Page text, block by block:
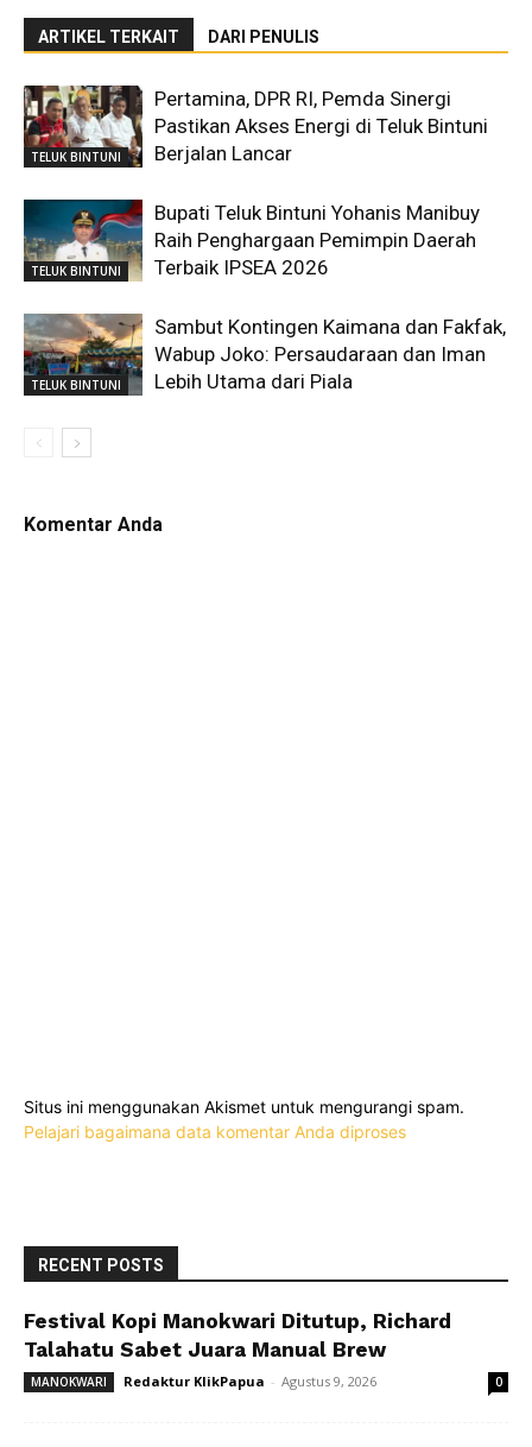
ARTIKEL TERKAIT DARI PENULIS
TELUK BINTUNI
Pertamina, DPR RI, Pemda Sinergi
Pastikan Akses Energi di Teluk Bintuni
Berjalan Lancar
TELUK BINTUNI
Bupati Teluk Bintuni Yohanis Manibuy
Raih Penghargaan Pemimpin Daerah
Terbaik IPSEA 2026
TELUK BINTUNI
Sambut Kontingen Kaimana dan Fakfak,
Wabup Joko: Persaudaraan dan Iman
Lebih Utama dari Piala
Komentar Anda
Situs ini menggunakan Akismet untuk mengurangi spam.
Pelajari bagaimana data komentar Anda diproses
RECENT POSTS
Festival Kopi Manokwari Ditutup, Richard
Talahatu Sabet Juara Manual Brew
MANOKWARI Redaktur KlikPapua - Agustus 9, 2026 0